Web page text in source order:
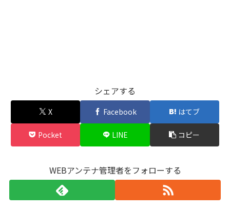
シェアする
X Facebook はてブ
Pocket LINE コピー
WEBアンテナ管理者をフォローする